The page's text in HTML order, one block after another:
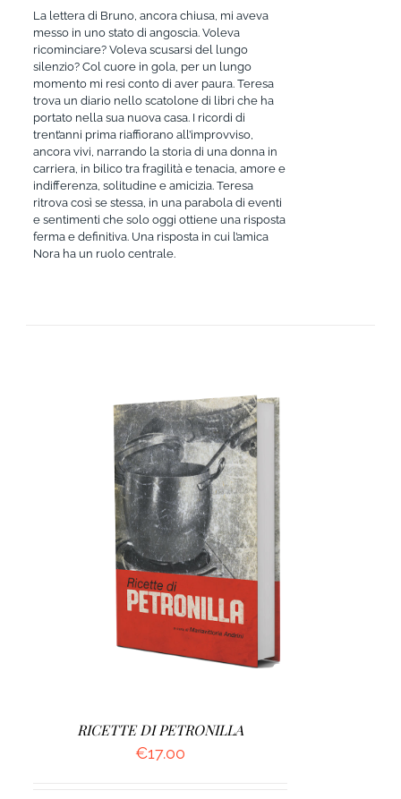
La lettera di Bruno, ancora chiusa, mi aveva
messo in uno stato di angoscia. Voleva
ricominciare? Voleva scusarsi del lungo
silenzio? Col cuore in gola, per un lungo
momento mi resi conto di aver paura. Teresa
trova un diario nello scatolone di libri che ha
portato nella sua nuova casa. I ricordi di
trent’anni prima riaffiorano all’improvviso,
ancora vivi, narrando la storia di una donna in
carriera, in bilico tra fragilità e tenacia, amore e
indifferenza, solitudine e amicizia. Teresa
ritrova così se stessa, in una parabola di eventi
e sentimenti che solo oggi ottiene una risposta
ferma e definitiva. Una risposta in cui l’amica
Nora ha un ruolo centrale.
DETTAGLI
RICETTE DI PETRONILLA
€17.00